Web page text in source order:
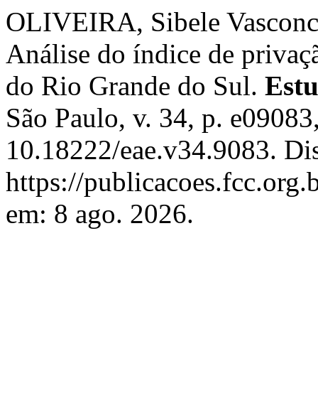
OLIVEIRA, Sibele
Análise do índice de
do Rio Grande do Sul.
São Paulo, v. 34, p.
10.18222/eae.v34.9083.
https://
em: 8 ago. 2026.